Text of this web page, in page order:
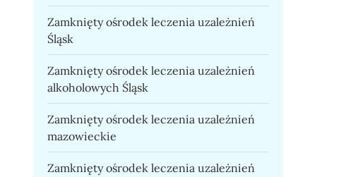
Zamknięty ośrodek leczenia uzależnień
Śląsk
Zamknięty ośrodek leczenia uzależnień
alkoholowych Śląsk
Zamknięty ośrodek leczenia uzależnień
mazowieckie
Zamknięty ośrodek leczenia uzależnień